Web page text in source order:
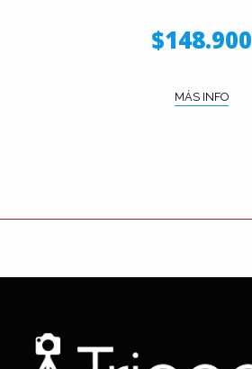
$148.900
MÁS INFO